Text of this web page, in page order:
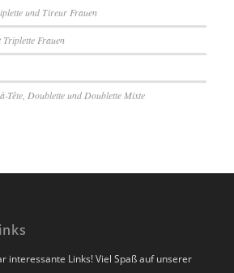
und Tireur Frauen
Triplette Frauen
Tête, Doublette und Doublette Mixte
interessante Links! Viel Spaß auf unserer